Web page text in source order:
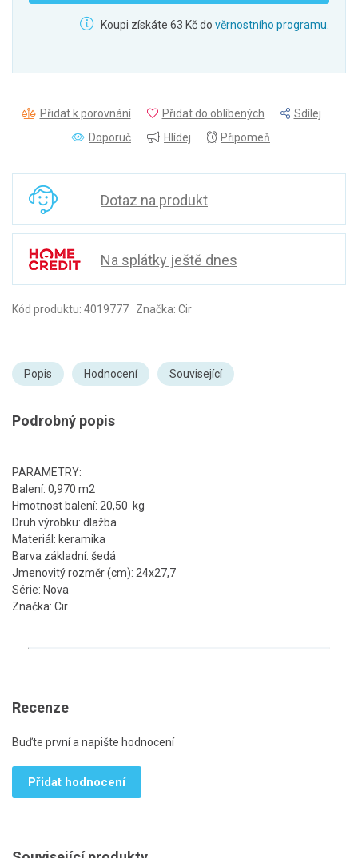
Koupi získáte 63 Kč do věrnostního programu
Přidat k porovnání Přidat do oblíbených
Sdílej
Doporuč
Hlídej Připomeň
Dotaz na produkt
Na splátky ještě dnes
Kód produktu: 4019777 Značka: Cir
Popis Hodnocení Související
Podrobný popis
PARAMETRY:
Balení: 0,970 m2
Hmotnost balení: 20,50 kg
Druh výrobku: dlažba
Materiál: keramika
Barva základní: šedá
Jmenovitý rozměr (cm): 24x27,7
Série: Nova
Značka: Cir
Recenze
Buďte první a napište hodnocení
Přidat hodnocení